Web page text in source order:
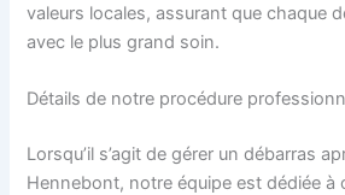
valeurs locales, assurant que chaque
avec le plus grand soin.
Détails de notre procédure
Lorsqu’il s’agit de gérer un débarras
Hennebont, notre équipe est dédiée à